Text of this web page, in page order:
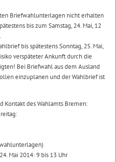
Briefwahlunterlagen nicht erhalten
bis zum Samstag, 24. Mai, 12
bis spätestens Sonntag, 25. Mai,
verspäteter Ankunft durch die
Bei Briefwahl aus dem Ausland
einzuplanen und der Wahlbrief ist
des Wahlamts Bremen:
Mai 2014: 9 bis 13 Uhr